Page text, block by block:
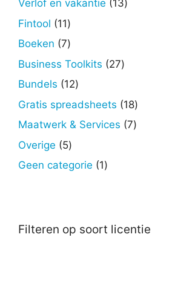
Verlof en vakantie 1313
Fintool 1111
producten
Boeken 77
producten
Business Toolkits 2727
Bundels 1212
producten
Gratis spreadsheets 1818
producten
Maatwerk & Services 77
Overige 55
producten
Geen categorie 11
Filteren op soort licentie